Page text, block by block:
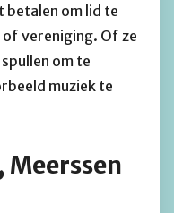
betalen om lid te
vereniging. Of ze
om te
muziek te